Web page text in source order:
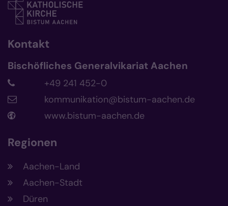
Kontakt
Bischöfliches Generalvikariat Aachen
+49 241 452-0
kommunikation@bistum-aachen.de
www.bistum-aachen.de
Regionen
Aachen-Land
Aachen-Stadt
Düren